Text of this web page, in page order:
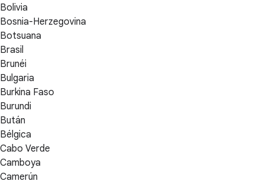
Bolivia
Bosnia-Herzegovina
Botsuana
Brasil
Brunéi
Bulgaria
Burkina Faso
Burundi
Bután
Bélgica
Cabo Verde
Camboya
Camerún